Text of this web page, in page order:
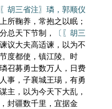
〖胡三省注〗璘，郭顺仪
所鞠养，常抱之以眠；
总天下节制，
〔〖胡三
谏议大夫高适谏，以为不
度都使，镇江陵。时
召募勇士数万人，日费
事，子襄城王瑒，有勇
主，以为今天下大乱，
封疆数千里，宜据金